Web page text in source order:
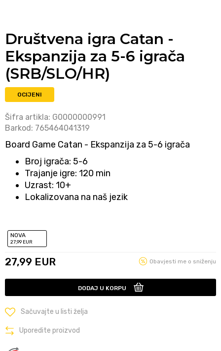
Društvena igra Catan -
Ekspanzija za 5-6 igrača
(SRB/SLO/HR)
OCIJENI
Šifra artikla: G0000000991
Barkod: 765464041319
Board Game Catan - Ekspanzija za 5-6 igrača
Broj igrača: 5-6
Trajanje igre: 120 min
Uzrast: 10+
Lokalizovana na naš jezik
NOVA
27,99 EUR
27,99 EUR Obavjesti me o sniženju
DODAJ U KORPU
Sačuvajte u listi želja
Uporedite proizvod